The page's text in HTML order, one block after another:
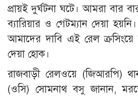
প্রায়ই দুর্ঘটনা ঘটে। আমরা বার
ব্যারিয়ার ও গেটম্যান দেয়া
আমাদের দাবি এই রেল ক্রসিংয়ে
দেয়া হোক।
রাজবাড়ী রেলওয়ে (জিআরপি)
(ওসি) সোমনাথ বসু জানান,